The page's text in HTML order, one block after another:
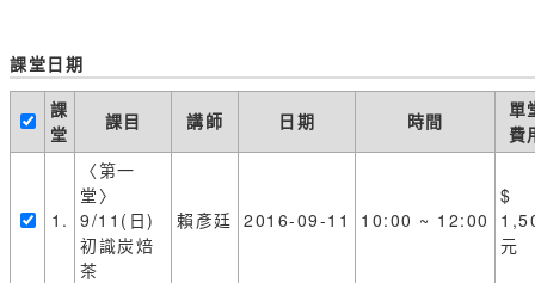
課堂日期
課
堂
課目 講師 日期 時間
單
費
1.
〈第一
堂〉
9/11(日)
初識炭焙
茶
賴彥廷 2016-09-11 10:00 ~ 12:00
$
元